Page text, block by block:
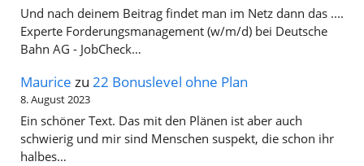
Und nach deinem Beitrag findet man im Netz dann das ....
Experte Forderungsmanagement (w/m/d) bei Deutsche
Bahn AG - JobCheck…
Maurice zu 22 Bonuslevel ohne Plan
8. August 2023
Ein schöner Text. Das mit den Plänen ist aber auch
schwierig und mir sind Menschen suspekt, die schon ihr
halbes…